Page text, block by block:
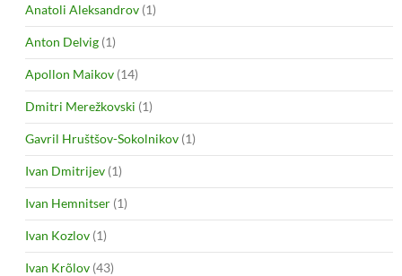
Anatoli Aleksandrov (1)
Anton Delvig (1)
Apollon Maikov (14)
Dmitri Merežkovski (1)
Gavril Hruštšov-Sokolnikov (1)
Ivan Dmitrijev (1)
Ivan Hemnitser (1)
Ivan Kozlov (1)
Ivan Krõlov (43)